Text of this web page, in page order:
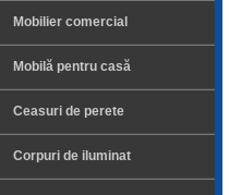
Mobilier comercial
Mobilă pentru casă
Ceasuri de perete
Corpuri de iluminat